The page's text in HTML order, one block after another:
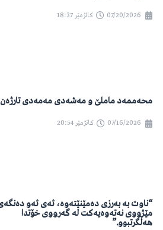
07/20/2026 کاتژمێر 18:37
محەممەد ماملێ و مەشەدی مەمەدی تارژەن
07/16/2026 کاتژمێر 20:54
“ناوت بە بەرزی دەمێنێتەوە، ئەی ئەو
مێژووی نەتەوەیەکت لە گەرووی خۆتدا
هەڵگرتبوو.”